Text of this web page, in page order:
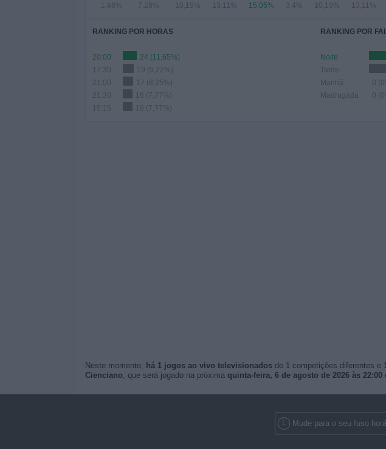
1,46% 7,28% 10,19% 13,11% 15,05% 3,4% 10,19% 13,11%
RANKING POR HORAS
20:00
24 (11,65%)
17:30
19 (9,22%)
21:00
17 (8,25%)
21:30
16 (7,77%)
15:15
16 (7,77%)
RANKING POR
Noite
Tarde
Manhã
0
Madrugada
0
Neste momento, há 1 jogos ao vivo televisionadosde 1 competições diferentes e
Cienciano, que será jogado na próxima quinta-feira, 6 de agosto de 2026 às 22:00
Mude para o seu fuso